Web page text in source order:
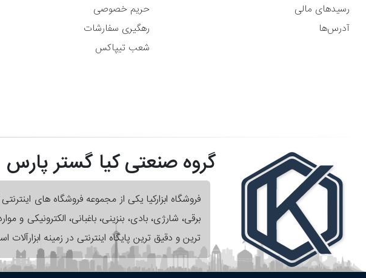
رسیدهای مالی
آدرس‌ها
حریم خصوصی
رهگیری سفارشات
شعب تیپاکس
گروه صنعتی کیا گستر پارس
فروشگاه ابزارکیا یکی از مجموعه فروشگاه های
برقی، شارژی، بادی، بنزینی، باغبانی،
ترین و دقیق ترین پایگاه اینترنتی در زمینه ابزارآلات